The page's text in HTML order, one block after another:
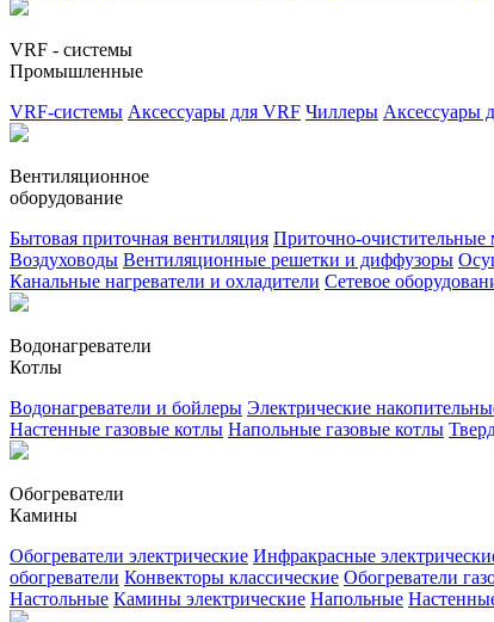
VRF - системы
Промышленные
VRF-системы Аксессуары для VRF Чиллеры Аксессуары
Вентиляционное
оборудование
Бытовая приточная вентиляция Приточно-очистительные
Воздуховоды Вентиляционные решетки и диффузоры
Канальные нагреватели и охладители Сетевое
Водонагреватели
Котлы
Водонагреватели и бойлеры Электрические
Настенные газовые котлы Напольные газовые котлы
Обогреватели
Камины
Обогреватели электрические Инфракрасные
обогреватели Конвекторы классические Обогреватели
Настольные Камины электрические Напольные